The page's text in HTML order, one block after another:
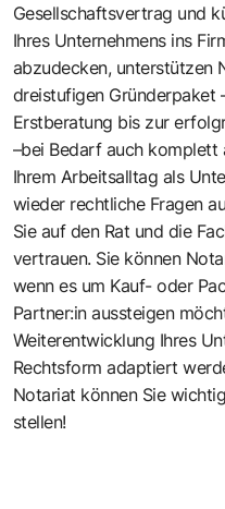
Gesellschaftsvertrag und
Ihres Unternehmens ins
abzudecken, unterstützen
dreistufigen Gründerpaket
Erstberatung bis zur
–bei Bedarf auch komplett
Ihrem Arbeitsalltag als
wieder rechtliche Fragen
Sie auf den Rat und die
vertrauen. Sie können
wenn es um Kauf- oder
Partner:in aussteigen
Weiterentwicklung Ihres
Rechtsform adaptiert
Notariat können Sie
stellen!